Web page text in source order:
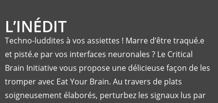
L’INÉDIT
Techno-luddites à vos assiettes ! Marre d’être traqué.e
et pisté.e par vos interfaces neuronales ? Le Critical
Brain Initiative vous propose une délicieuse façon de les
tromper avec Eat Your Brain. Au travers de plats
soigneusement élaborés, perturbez les signaux lus par